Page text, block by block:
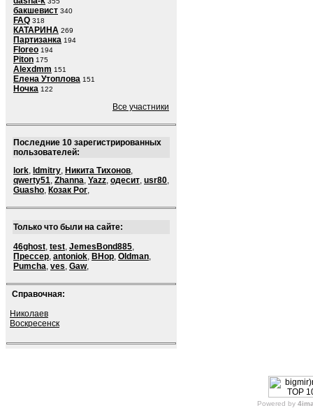
бакшевист 340
FAQ 318
КАТАРИНА 269
Партизанка 194
Floreo 194
Piton 175
Alexdmm 151
Елена Утоплова 151
Ночка 122
Все участники
Последние 10 зарегистрированных
пользователей:
lork, ldmitry, Никита Тихонов,
qwerty51, Zhanna, Yazz, одесит, usr80,
Guasho, Козак Рог,
Только что были на сайте:
46ghost, test, JemesBond885,
Прессер, antoniok, BHop, Oldman,
Pumcha, ves, Gaw,
Справочная:
Николаев
Воскресенск
Powered by